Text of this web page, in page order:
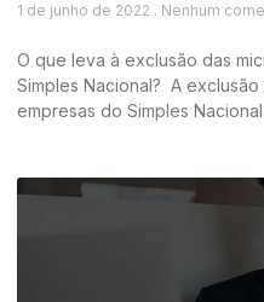
1 de junho de 2022 Nenhum
O que leva à exclusão das
Simples Nacional? A
empresas do Simples